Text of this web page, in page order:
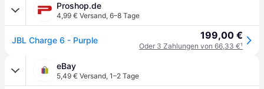
Proshop.de
4,99 € Versand, 6–8 Tage
JBL Charge 6 - Purple 199,00 €
Oder 3 Zahlungen von 66,33 €¹
eBay
5,49 € Versand, 1–2 Tage